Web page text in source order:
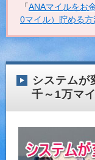
「ANAマイルをお
0マイル）貯める方
システムが
千～1万マ